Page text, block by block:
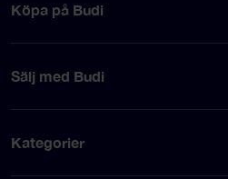
Köpa på Budi
Sälj med Budi
Kategorier